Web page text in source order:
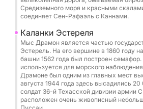
Включено:
стюардессу)
Топливо
Безалкогольные напитки
Сапсерфинг и сноркелинг
Полный комплект
Средиземного моря и красными
соединяет Сен-Рафаэль с Каннами.
Каланки Эстереля
Мыс Драмон является частью
Эстерель. На его вершине в 1860 году
башни 1562 года был построен
используется для морского
Драмоне был одним из главных мест
августа 1944 года здесь высадились
солдат 36-й Техасской дивизии армии
расположен очень живописный